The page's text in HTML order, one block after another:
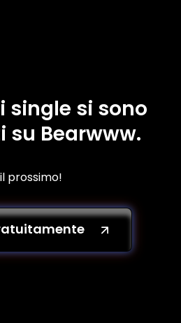
single si sono
su Bearwww.
prossimo!